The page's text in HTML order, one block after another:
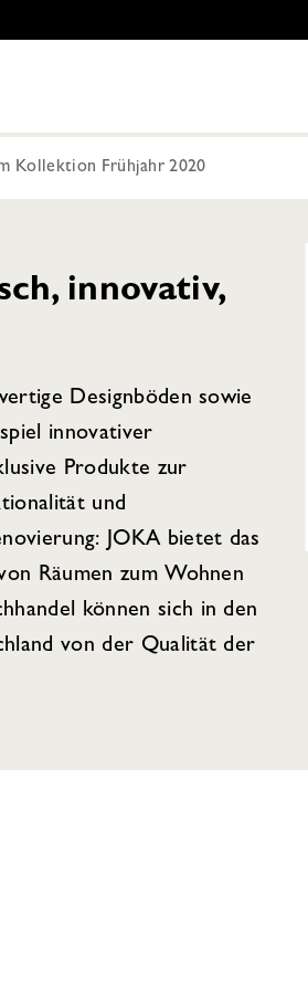
Kollektion Frühjahr 2020
innovativ,
Designböden sowie
innovativer
Produkte zur
und
JOKA bietet das
Räumen zum Wohnen
können sich in den
von der Qualität der